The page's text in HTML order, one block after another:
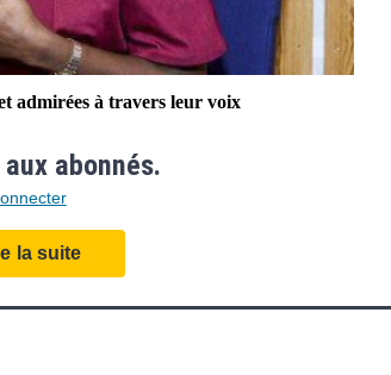
admirées à travers leur voix
abonnés.
la suite